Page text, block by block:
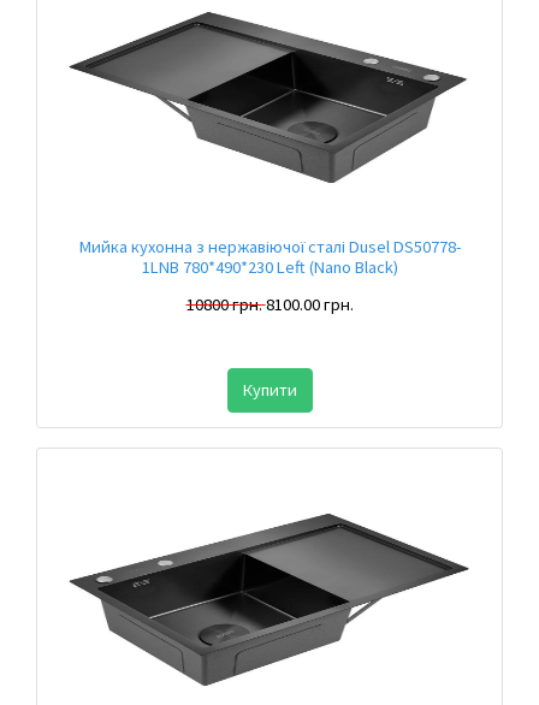
Мийка кухонна з нержавіючої сталі Dusel DS50778-
1LNB 780*490*230 Left (Nano Black)
10800 грн.8100.00 грн.
Купити